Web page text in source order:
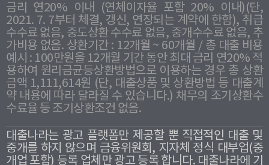
금리 연20% 이내 (연체이자율 포함 20% 이내)(단,
2021. 7. 7부터 체결, 갱신, 연장되는 계약에 한함), 취급
수수료 없음, 중도상환 수수료 없음, 중개수수료 없음, 추
가비용 없음. 상환기간 : 12개월 ~ 60개월 / 총 대출 비용
예시 : 100만원을 12개월 기간 동안 최대 금리 연20% 적
용하여 원리금균등상환방법으로 이용하는 경우 총 상환
금액 1,111,614원 (단, 대출상품 및 상환방법 등 대출계
약 내용에 따라 달라질 수 있습니다.) 채무의 조기상환수
수료율 등 조기상환조건 없음.
대출나라는 광고 플랫폼만 제공할 뿐 직접적인 대출 및
중개를 하지 않으며 금융위원회, 지자체 정식 대부업(중
개업 포함) 등록 업체만 광고 등록 합니다. 대출나라에 기